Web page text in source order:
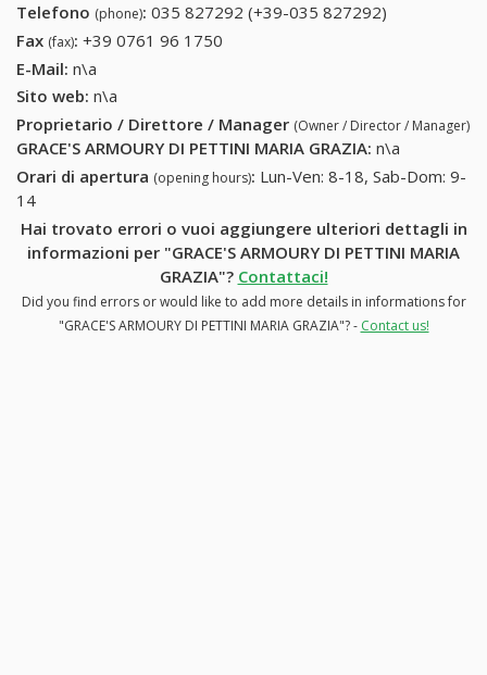
Telefono (phone): 035 827292 (+39-035 827292)
Fax (fax): +39 0761 96 1750
E-Mail: n\a
Sito web: n\a
Proprietario / Direttore / Manager (Owner / Director / Manager)
GRACE'S ARMOURY DI PETTINI MARIA GRAZIA: n\a
Orari di apertura (opening hours): Lun-Ven: 8-18, Sab-Dom: 9-
14
Hai trovato errori o vuoi aggiungere ulteriori dettagli in
informazioni per "GRACE'S ARMOURY DI PETTINI MARIA
GRAZIA"? Contattaci!
Did you find errors or would like to add more details in informations for
"GRACE'S ARMOURY DI PETTINI MARIA GRAZIA"? - Contact us!